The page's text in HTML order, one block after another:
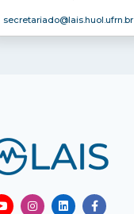
secretariado@lais.huol.ufrn.br